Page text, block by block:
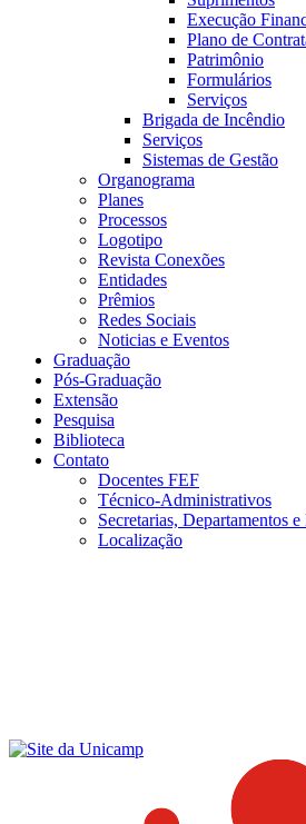
Execução
Plano de
Patrimônio
Formulários
Serviços
Brigada de Incêndio
Serviços
Sistemas de Gestão
Organograma
Planes
Processos
Logotipo
Revista Conexões
Entidades
Prêmios
Redes Sociais
Noticias e Eventos
Graduação
Pós-Graduação
Extensão
Pesquisa
Biblioteca
Contato
Docentes FEF
Técnico-Administrativos
Secretarias, Departamentos
Localização